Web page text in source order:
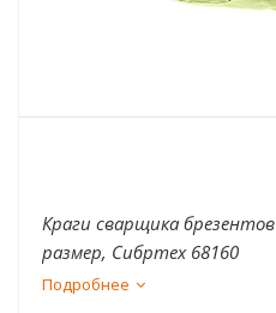
Краги сварщика
размер, Сибртех 68160
Подробнее